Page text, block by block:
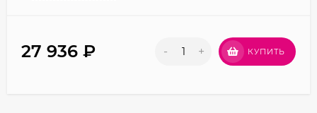
27 936 ₽ - + КУПИТЬ